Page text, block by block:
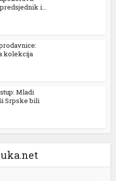
i...
kolekcija
Mladi
Srpske bili